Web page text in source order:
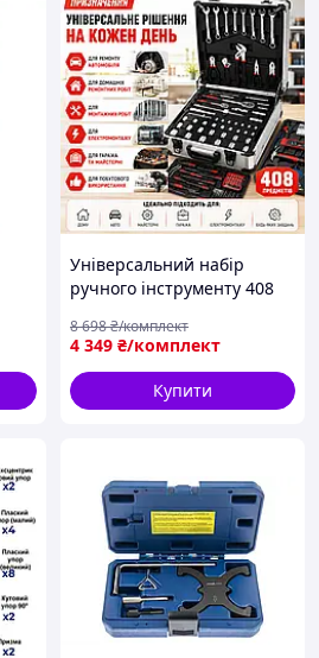
Універсальний набір
ручного інструменту 408
автомобіля, дому, гаража,
майстерні та СТО
4 349 ₴/комплект
8 698₴/комплект
Купити